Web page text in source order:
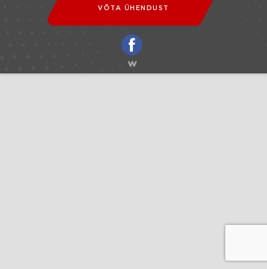
VÕTA ÜHENDUST